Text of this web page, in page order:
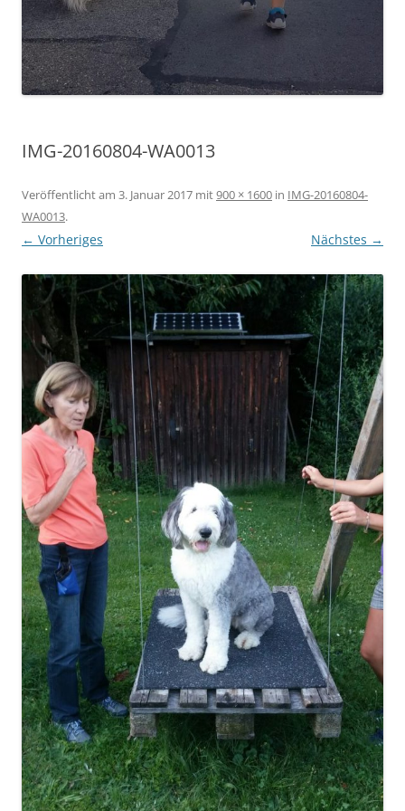
IMG-20160804-WA0013
Veröffentlicht am 3. Januar 2017 mit900 × 1600 in IMG-20160804-
WA0013.
← Vorheriges Nächstes →